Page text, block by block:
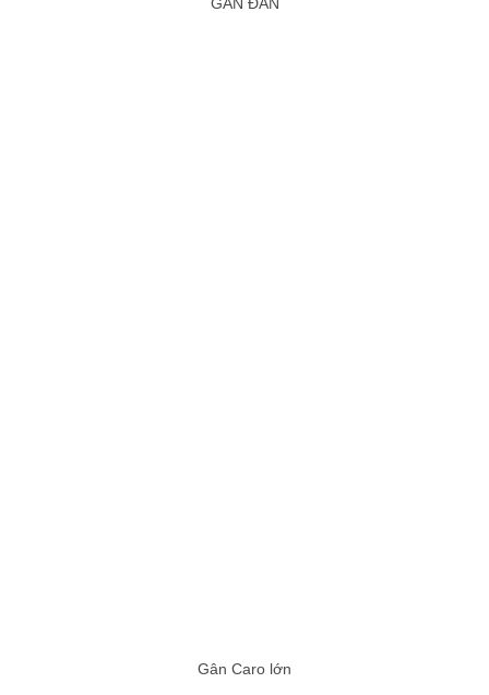
GÂN ĐAN
Gân Caro lớn